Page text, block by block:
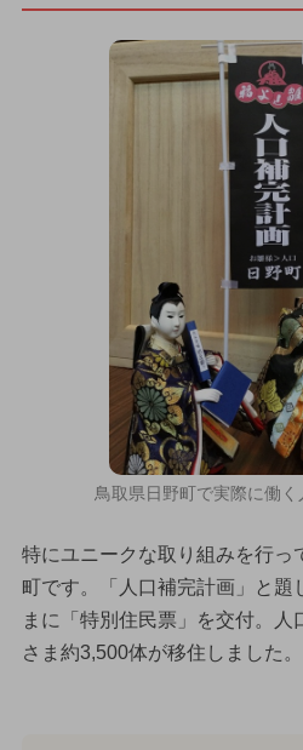
鳥取県日野町で実際に働
特にユニークな取り組みを行っ
町です。「人口補完計画」と題
まに「特別住民票」を交付。
さま約3,500体が移住しました。